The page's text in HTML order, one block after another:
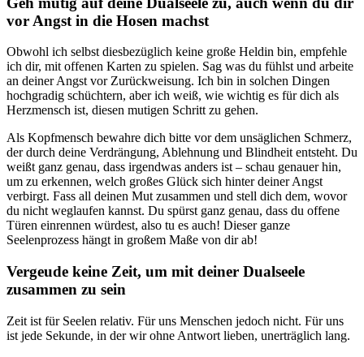
vor Angst in die Hosen machst
Obwohl ich selbst diesbezüglich keine große Heldin bin, empfehle
ich dir, mit offenen Karten zu spielen. Sag was du fühlst und arbeite
an deiner Angst vor Zurückweisung. Ich bin in solchen Dingen
hochgradig schüchtern, aber ich weiß, wie wichtig es für dich als
Herzmensch ist, diesen mutigen Schritt zu gehen.
Als Kopfmensch bewahre dich bitte vor dem unsäglichen Schmerz,
der durch deine Verdrängung, Ablehnung und Blindheit entsteht. Du
weißt ganz genau, dass irgendwas anders ist – schau genauer hin,
um zu erkennen, welch großes Glück sich hinter deiner Angst
verbirgt. Fass all deinen Mut zusammen und stell dich dem, wovor
du nicht weglaufen kannst. Du spürst ganz genau, dass du offene
Türen einrennen würdest, also tu es auch! Dieser ganze
Seelenprozess hängt in großem Maße von dir ab!
Vergeude keine Zeit, um mit deiner Dualseele
zusammen zu sein
Zeit ist für Seelen relativ. Für uns Menschen jedoch nicht. Für uns
ist jede Sekunde, in der wir ohne Antwort lieben, unerträglich lang.